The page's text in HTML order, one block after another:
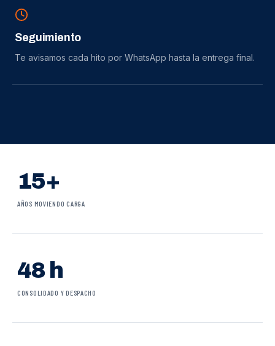
Seguimiento
Te avisamos cada hito por WhatsApp hasta la entrega final.
15+
AÑOS MOVIENDO CARGA
48 h
CONSOLIDADO Y DESPACHO